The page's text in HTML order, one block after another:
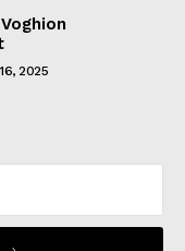
2025